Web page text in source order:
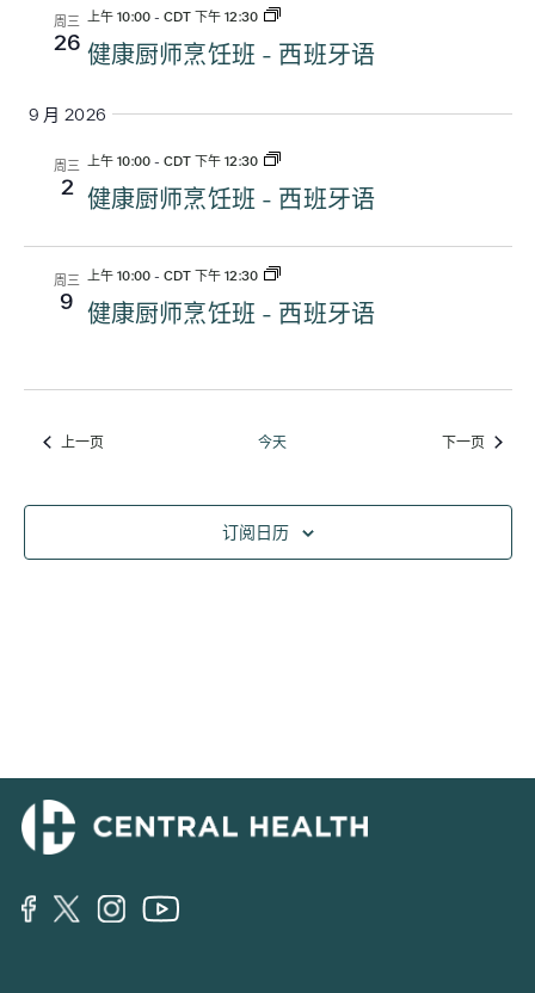
周三
26
上午 10:00- CDT 下午 12:30
健康厨师烹饪班 - 西班牙语
9 月 2026
周三
2
上午 10:00- CDT 下午 12:30
健康厨师烹饪班 - 西班牙语
周三
9
上午 10:00- CDT 下午 12:30
健康厨师烹饪班 - 西班牙语
上一页
活动 今天 下一页
活动
订阅日历